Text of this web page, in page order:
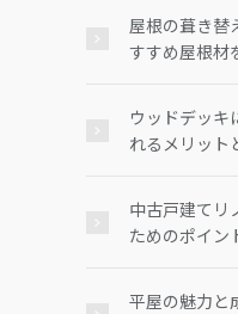
屋根の葺き替
すすめ屋根材
ウッドデッキ
れるメリット
中古戸建てリ
ためのポイン
平屋の魅力と